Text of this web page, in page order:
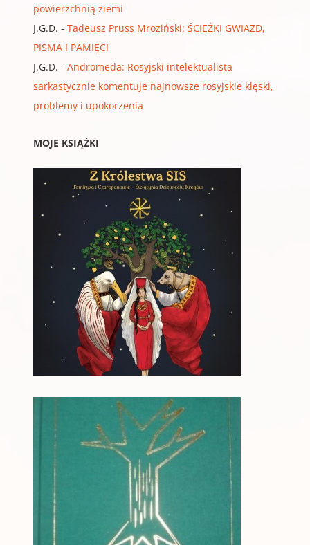
powierzchnią ziemi
J.G.D. - Tadeusz Pruss Mroziński: ŚCIEŻKI GWIAZD,
PISMA I PAMIĘCI
J.G.D. - Andromeda: Rosyjski intelektualista
sarkastycznie komentuje najnowsze rosyjskie klęski,
problemy i upokorzenia
MOJE KSIĄŻKI